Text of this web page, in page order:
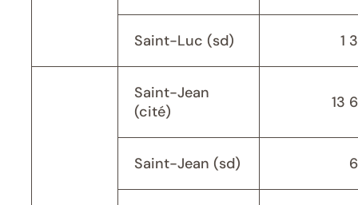
Saint-Luc (sd) 1
Saint-Jean
(cité)
13
Saint-Jean (sd)